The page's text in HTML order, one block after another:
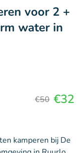
voor 2 +
water in
€50 €32
kamperen bij De